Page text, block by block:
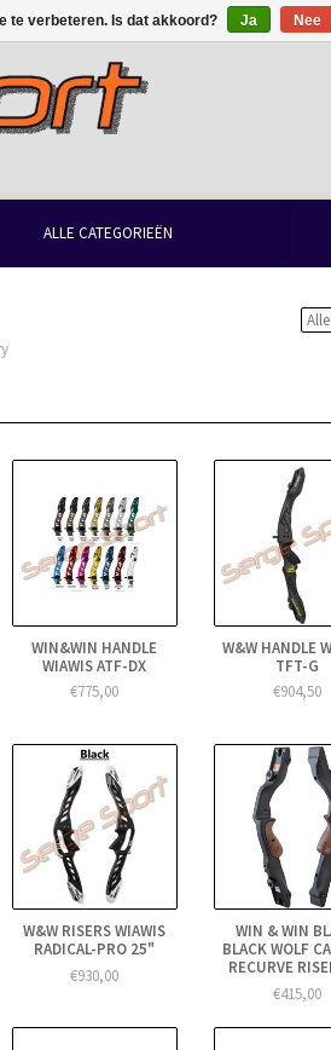
ALLE CATEGORIEËN
WIN&WIN HANDLE
WIAWIS ATF-DX
€775,00
W&W HANDLE
TFT-G
€904,50
W&W RISERS WIAWIS
RADICAL-PRO 25"
€930,00
WIN & WIN
BLACK WOLF
RECURVE
€415,00
te verbeteren. Is dat akkoord? Ja Nee